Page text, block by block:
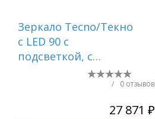
Зеркало Tecno/Текно
c LED 90 с
подсветкой, с
антизапотевание,/ 0 отзывов
27 871 ₽